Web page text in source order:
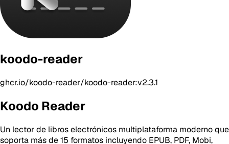
koodo-reader
ghcr.io/koodo-reader/koodo-reader:v2.3.1
Koodo Reader
Un lector de libros electrónicos multiplataforma moderno que
soporta más de 15 formatos incluyendo EPUB, PDF, Mobi,